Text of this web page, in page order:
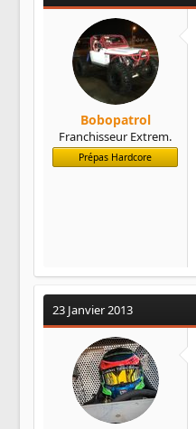
Bobopatrol
Franchisseur Extrem.
Prépas Hardcore
23 Janvier 2013